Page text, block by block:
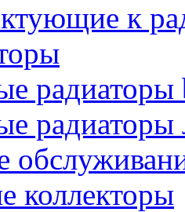
к
радиаторы
радиаторы
коллекторы